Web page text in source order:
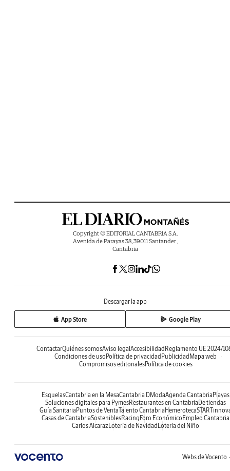
Copyright © EDITORIAL CANTABRIA S.A.
Avenida de Parayas 38, 39011 Santander ,
Cantabria
Descargar la app
App Store Google Play
ContactarQuiénes somosAviso legal Accesibilidad Reglamento UE 2024/
Condiciones de uso Política de privacidad Publicidad Mapa web
Compromisos editorialesPolítica de cookies
EsquelasCantabria en la MesaCantabria DModaAgenda Cantabria Playas
Soluciones digitales para PymesRestaurantes en Cantabria De tiendas
Guía Sanitaria Puntos de VentaTalento Cantabria Hemeroteca
Casas de CantabriaSosteniblesRacing Foro Económico Empleo Cantabria
Carlos AlcarazLotería de Navidad Lotería del Niño
Webs de Vocento